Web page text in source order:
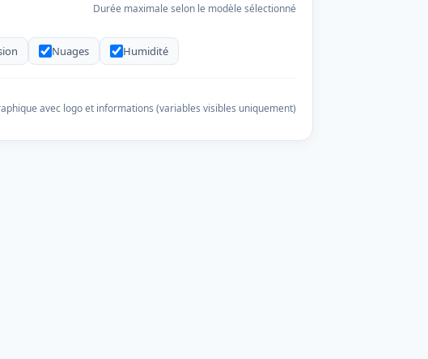
Durée maximale selon le modèle sélectionné
Nuages Humidité
avec logo et informations (variables visibles uniquement)